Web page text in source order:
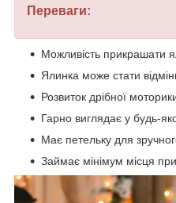
Переваги:
Можливість прикрашати
Ялинка може стати
Розвиток дрібної
Гарно виглядає у будь-
Має петельку для
Займає мінімум місця при